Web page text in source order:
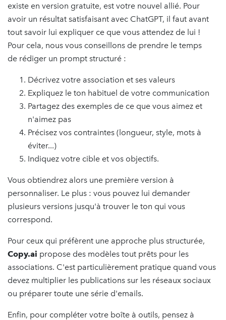
existe en version gratuite, est votre nouvel allié. Pour
avoir un résultat satisfaisant avec ChatGPT, il faut avant
tout savoir lui expliquer ce que vous attendez de lui !
Pour cela, nous vous conseillons de prendre le temps
de rédiger un prompt structuré :
Décrivez votre association et ses valeurs
Expliquez le ton habituel de votre communication
Partagez des exemples de ce que vous aimez et
n'aimez pas
Précisez vos contraintes (longueur, style, mots à
éviter...)
Indiquez votre cible et vos objectifs.
Vous obtiendrez alors une première version à
personnaliser. Le plus : vous pouvez lui demander
plusieurs versions jusqu'à trouver le ton qui vous
correspond.
Pour ceux qui préfèrent une approche plus structurée,
Copy.ai propose des modèles tout prêts pour les
associations. C'est particulièrement pratique quand vous
devez multiplier les publications sur les réseaux sociaux
ou préparer toute une série d'emails.
Enfin, pour compléter votre boîte à outils, pensez à